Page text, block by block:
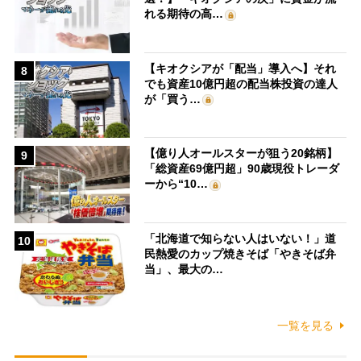
れる期待の高…
8
【キオクシアが「配当」導入へ】それ
でも資産10億円超の配当株投資の達人
が「買う…
9
【億り人オールスターが狙う20銘柄】
「総資産69億円超」90歳現役トレーダ
ーから“10…
10
「北海道で知らない人はいない！」道
民熱愛のカップ焼きそば「やきそば弁
当」、最大の…
一覧を見る